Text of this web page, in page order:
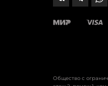
Общество с